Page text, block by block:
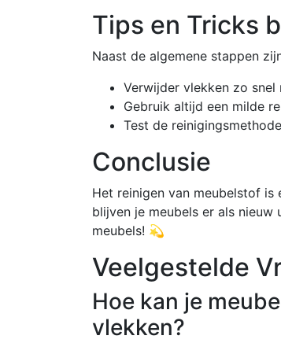
Tips en Tricks
Naast de algemene stappen
Verwijder vlekken zo
Gebruik altijd een milde
Test de
Conclusie
Het reinigen van meubelstof
blijven je meubels er als
meubels! 💫
Veelgestelde
Hoe kan je
vlekken?